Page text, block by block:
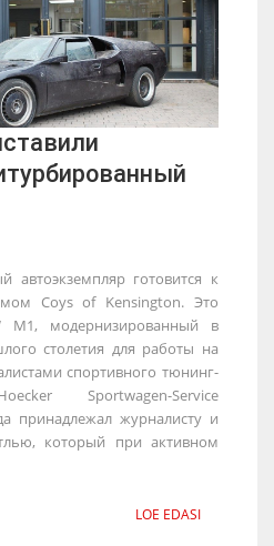
автоэкземпляр готовится к
Coys of Kensington. Это
M1, модернизированный в
столетия для работы на
спортивного тюнинг-
Sportwagen-Service
принадлежал журналисту и
который при активном
LOE EDASI